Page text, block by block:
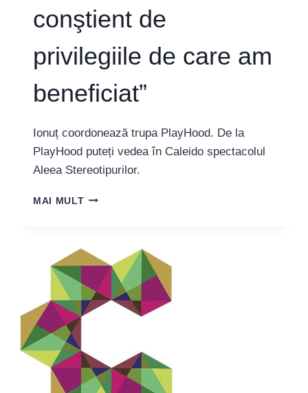
conştient de
privilegiile de care am
beneficiat”
Ionuț coordonează trupa PlayHood. De la
PlayHood puteți vedea în Caleido spectacolul
Aleea Stereotipurilor.
MAI MULTIONUȚ
CAND
LUCREZ
ÎN
FERENTARI
SUNT
DE
PRIVILEGIILE
DE